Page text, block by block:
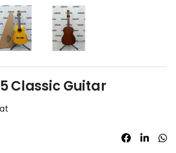
Classic Guitar